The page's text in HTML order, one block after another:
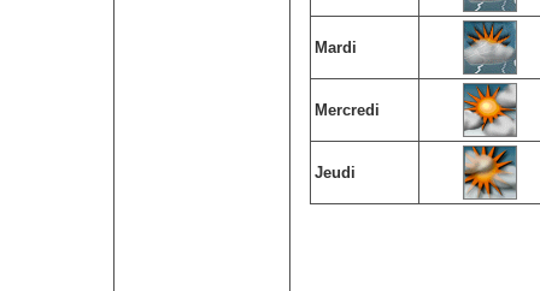
Mardi
Mercredi
Jeudi